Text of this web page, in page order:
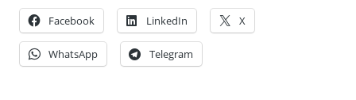
Facebook LinkedIn X
WhatsApp Telegram